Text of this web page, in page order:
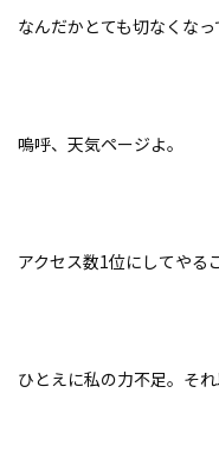
なんだかとても切なくなっ
嗚呼、天気ページよ。
アクセス数1位にしてやる
ひとえに私の力不足。それ